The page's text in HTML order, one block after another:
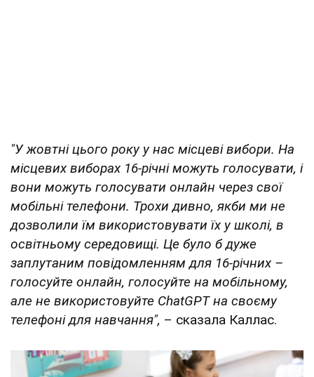
"У жовтні цього року у нас місцеві вибори. На
місцевих виборах 16-річні можуть голосувати, і
вони можуть голосувати онлайн через свої
мобільні телефони. Трохи дивно, якби ми не
дозволили їм використовувати їх у школі, в
освітньому середовищі. Це було б дуже
заплутаним повідомленням для 16-річних –
голосуйте онлайн, голосуйте на мобільному,
але не використовуйте ChatGPT на своєму
телефоні для навчання", – сказала Каллас.